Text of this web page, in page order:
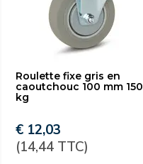
Roulette fixe gris en
caoutchouc 100 mm 150
kg
€ 12,03
(14,44 TTC)